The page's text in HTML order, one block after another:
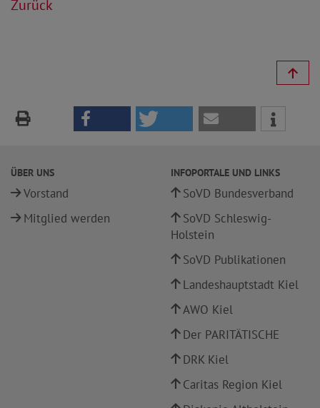
Zurück
ÜBER UNS
Vorstand
Mitglied werden
INFOPORTALE UND LINKS
SoVD Bundesverband
SoVD Schleswig-
Holstein
SoVD Publikationen
Landeshauptstadt Kiel
AWO Kiel
Der PARITÄTISCHE
DRK Kiel
Caritas Region Kiel